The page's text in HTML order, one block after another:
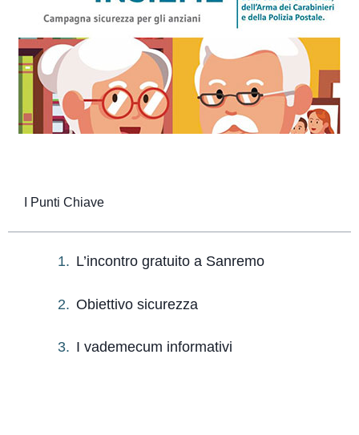
I Punti Chiave
L’incontro gratuito a Sanremo
Obiettivo sicurezza
I vademecum informativi